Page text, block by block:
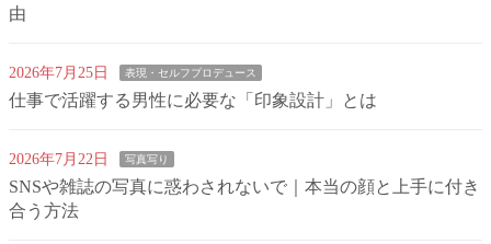
由
2026年7月25日 表現・セルフプロデュース
仕事で活躍する男性に必要な「印象設計」とは
2026年7月22日 写真写り
SNSや雑誌の写真に惑わされないで｜本当の顔と上手に付き
合う方法